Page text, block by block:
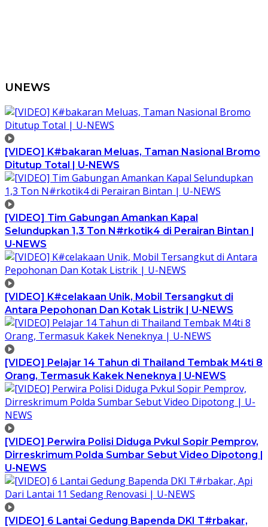
UNEWS
[VIDEO] K#bakaran Meluas, Taman Nasional Bromo
Ditutup Total | U-NEWS
[VIDEO] Tim Gabungan Amankan Kapal
Selundupkan 1,3 Ton N#rkotik4 di Perairan Bintan |
U-NEWS
[VIDEO] K#celakaan Unik, Mobil Tersangkut di
Antara Pepohonan Dan Kotak Listrik | U-NEWS
[VIDEO] Pelajar 14 Tahun di Thailand Tembak M4ti 8
Orang, Termasuk Kakek Neneknya | U-NEWS
[VIDEO] Perwira Polisi Diduga Pvkul Sopir Pemprov,
Dirreskrimum Polda Sumbar Sebut Video Dipotong |
U-NEWS
[VIDEO] 6 Lantai Gedung Bapenda DKI T#rbakar,